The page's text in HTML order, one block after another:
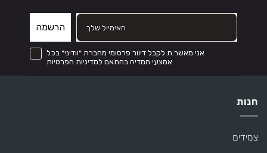
הרשמה
דיוור פרסומי מחברת ״וודיני״ בכל אמצעי המדיה והכל בהתאם לתקנון
אני מאשר.ת לקבל דיוור פרסומי מחברת ״וודיני״ בכל
אמצעי המדיה בהתאם למדיניות הפרטיות
חנות
צמידים